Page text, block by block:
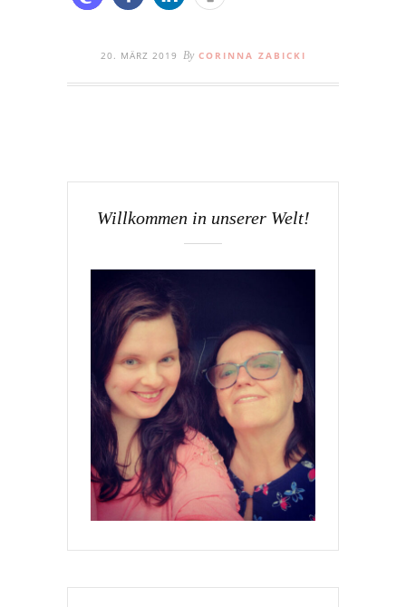
20. MÄRZ 2019 By CORINNA ZABICKI
Willkommen in unserer Welt!